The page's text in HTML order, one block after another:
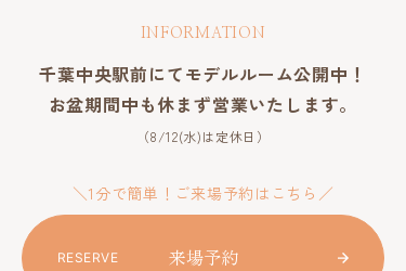
INFORMATION
千葉中央駅前にてモデルルーム公開中！
お盆期間中も休まず営業いたします。
（8/12(水)は定休日）
＼1分で簡単！ご来場予約はこちら／
RESERVE 来場予約